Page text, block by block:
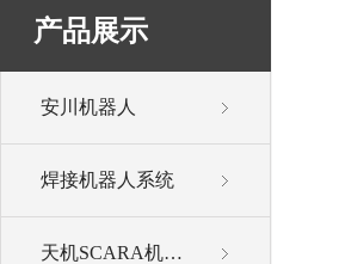
产品展示
安川机器人
焊接机器人系统
天机SCARA机器人